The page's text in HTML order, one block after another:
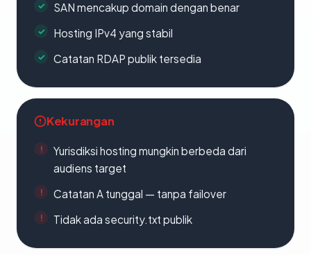
SAN mencakup domain dengan benar
Hosting IPv4 yang stabil
Catatan RDAP publik tersedia
Kekurangan
Yurisdiksi hosting mungkin berbeda dari
audiens target
Catatan A tunggal — tanpa failover
Tidak ada security.txt publik